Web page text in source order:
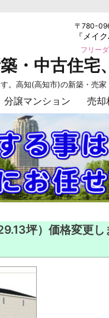
〒780-
『メイ
フリー
・中古住宅
高知(高知市)の新築・売家
分譲マンション 売却
坪）価格変更し